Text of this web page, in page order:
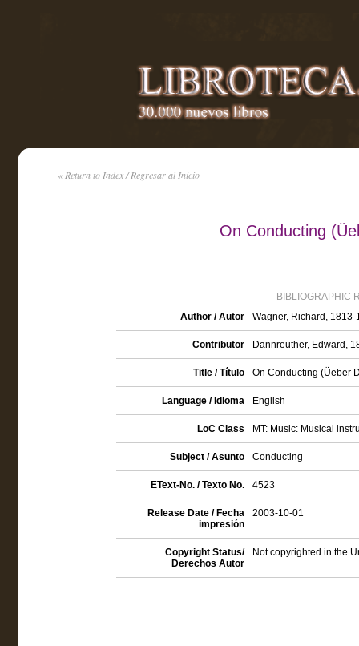
« Return to Index / Regresar al Inicio
On Conducting
BIBLIOGRAPHIC
Author / Autor
Wagner, Richard, 1813-
Contributor Dannreuther, Edward,
Title / Título On Conducting (Üeber
Language / Idioma English
LoC Class MT: Music: Musical
Subject / Asunto Conducting
EText-No. / Texto No. 4523
Release Date / Fecha
impresión
2003-10-01
Copyright Status/
Derechos Autor
Not copyrighted in the